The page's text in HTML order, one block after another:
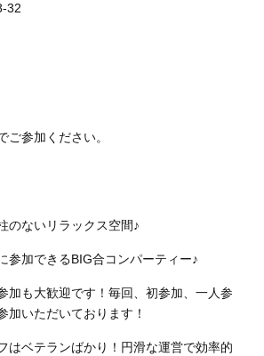
32
ご参加ください。
のないリラックス空間♪
参加できるBIG合コンパーティー♪
加も大歓迎です！毎回、初参加、一人参
加いただいております！
はベテランばかり！円滑な運営で効率的